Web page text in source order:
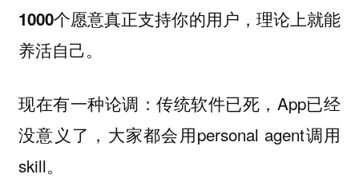
1000个愿意真正支持你的用户，理论上就能
养活自己。
现在有一种论调：传统软件已死，App已经
没意义了，大家都会用personal agent调用
skill。